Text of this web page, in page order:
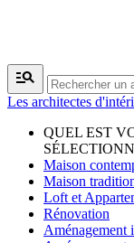
manage_search
Les architectes
QUEL EST
Maison
Maison
Loft et
Rénovation
Aménagement